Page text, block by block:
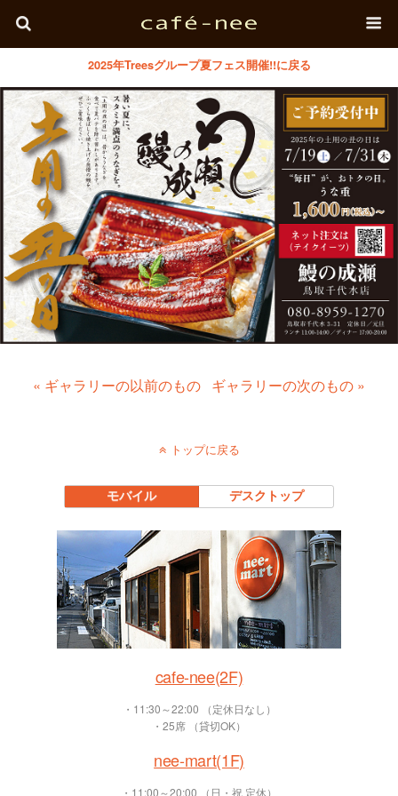
2025年Treesグループ夏フェス開催!!に戻る
« ギャラリーの以前のもの ギャラリーの次のもの »
トップに戻る
モバイル デスクトップ
cafe-nee(2F)
・11:30～22:00 （定休日なし）
・25席 （貸切OK）
nee-mart(1F)
・11:00～20:00 （日・祝 定休）